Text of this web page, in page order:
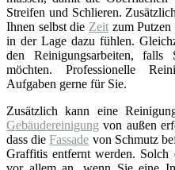
Streifen und Schlieren.
Ihnen selbst die Zeitzum Putzen
in der Lage dazu fühlen.
den Reinigungsarbeiten,
möchten. Professionelle
Aufgaben gerne für Sie.
Zusätzlich kann eine
Gebäudereinigung von außen
dass dieFassade von Schmutz
Graffitis entfernt werden. Solch